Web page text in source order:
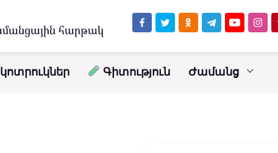
հարթակ
Գիտություն Ժամանց